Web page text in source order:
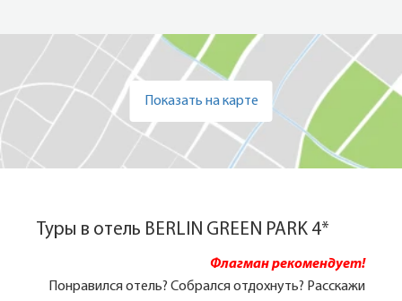
Показать на карте
Туры в отель BERLIN GREEN PARK 4*
Флагман рекомендует!
Понравился отель? Собрался отдохнуть? Расскажи